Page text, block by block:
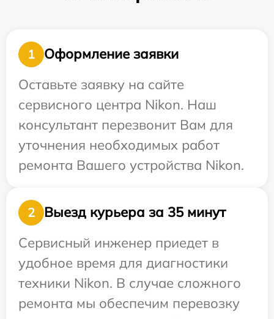
1
Оформление заявки
Оставьте заявку на сайте
сервисного центра Nikon. Наш
консультант перезвонит Вам для
уточнения необходимых работ
ремонта Вашего устройства Nikon.
2
Выезд курьера за 35 минут
Сервисный инженер приедет в
удобное время для диагностики
техники Nikon. В случае сложного
ремонта мы обеспечим перевозку